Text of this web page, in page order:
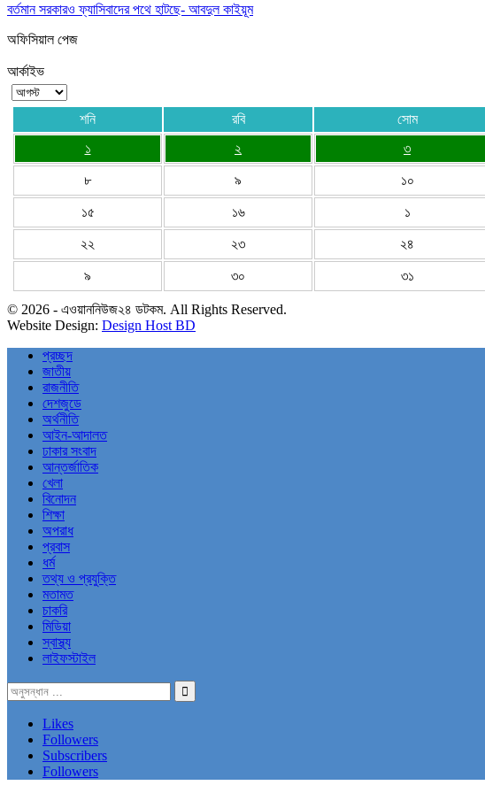
বর্তমান সরকারও ফ্যাসিবাদের পথে হাটছে- আবদুল কাইয়ূম
অফিসিয়াল পেজ
আর্কাইভ
শনি রবি সোম
১
২ ৩
৮ ৯ ১০
১৫ ১৬ ১
২২ ২৩ ২৪
৯ ৩০ ৩১
© 2026 - এওয়াননিউজ২৪ ডটকম. All Rights Reserved.
Website Design: Design Host BD
প্রচ্ছদ
জাতীয়
রাজনীতি
দেশজুডে
অর্থনীতি
আইন-আদালত
ঢাকার সংবাদ
আন্তর্জাতিক
খেলা
বিনোদন
শিক্ষা
অপরাধ
প্রবাস
ধর্ম
তথ্য ও প্রযুক্তি
মতামত
চাকরি
মিডিয়া
স্বাস্থ্য
লাইফস্টাইল
Likes
Followers
Subscribers
Followers